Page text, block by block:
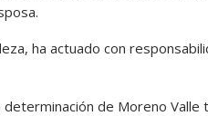
ha actuado con
de Moreno